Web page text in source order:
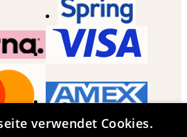
verwendet Cookies.